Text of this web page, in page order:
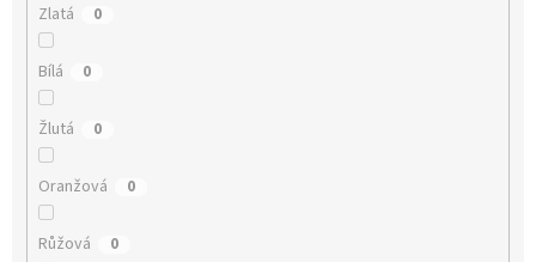
Zlatá 0
Bílá 0
Žlutá 0
Oranžová 0
Růžová 0